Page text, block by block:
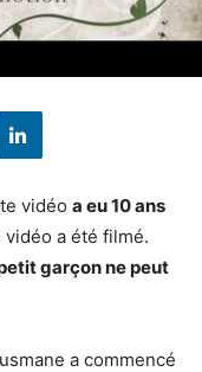
vidéo a eu 10 ans
a été filmé.
garçon ne peut
a commencé